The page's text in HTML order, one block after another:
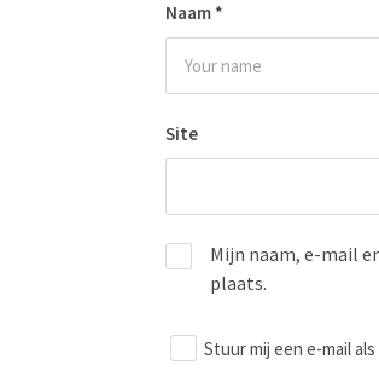
Naam *
Site
Mijn naam, e-mail
plaats.
Stuur mij een e-mail